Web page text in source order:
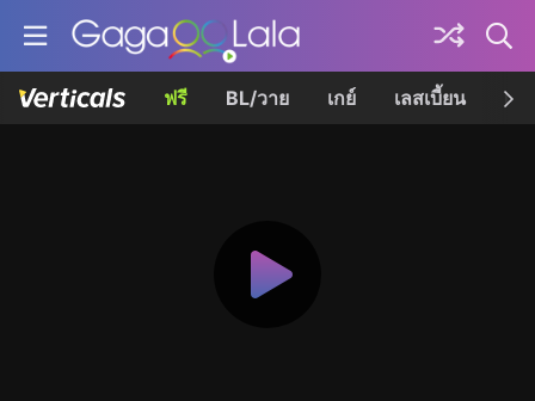
ฟรี BL/วาย เกย์ เลสเบี้ยน เค